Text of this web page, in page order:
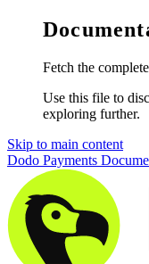
Fetch the
Use this file to
exploring further.
Skip to main content
Dodo Payments